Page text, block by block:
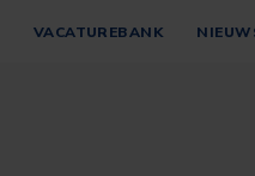
VACATUREBANK